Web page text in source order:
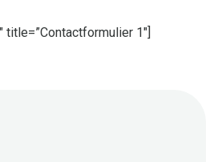
title=”Contactformulier 1″]